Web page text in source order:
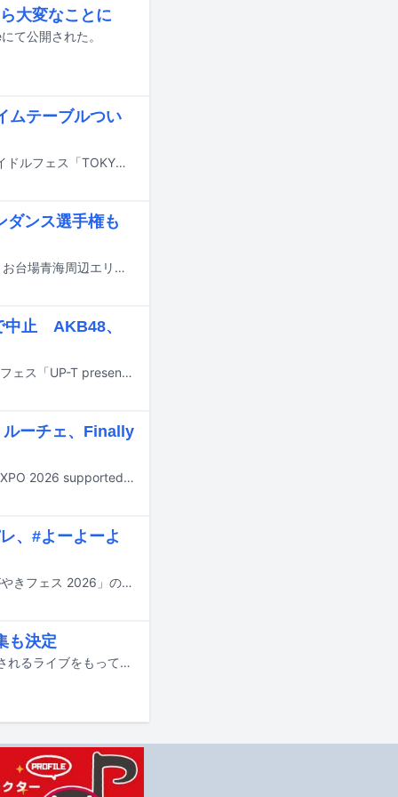
大変なことに
て公開された。
ムテーブルつい
7月31日から8月2日までの3日間、東京・お台場青海周辺エリアにて行われるアイドルフェス「TOKYO IDOL FESTIVAL 2026 supported by にしたんクリニック」のタイムテーブルが発表された。
ダンス選手権も
ももいろクローバーZの佐々木彩夏が、7月31日から8月2日までの3日間、東京・お台場青海周辺エリアにて行われるアイドルフェス「TOKYO IDOL FESTIVAL 2026 supported by にしたんクリニック」に出演する。
中止 AKB48、
6月27、28日に神奈川・横浜赤レンガパークにて開催予定だった都市型アイドルフェス「UP-T presents HERO SONIC 2026」の中止が発表された。
ルーチェ、Finally
8月29、30日に神奈川・横浜アリーナで行われる大型アイドルフェス「@JAM EXPO 2026 supported by UP-T」の出演アーティスト第3弾が発表された。
、#よーよーよ
10月3、4日に石川・金沢歌劇座など全8会場で開催されるアイドルフェス「かがやきフェス 2026」の出演アーティスト第2弾が発表された。
も決定
クマリデパートの小田アヤネが、11月27日に東京・白金高輪 SELENE b2で開催されるライブをもってグループを卒業することが発表された。